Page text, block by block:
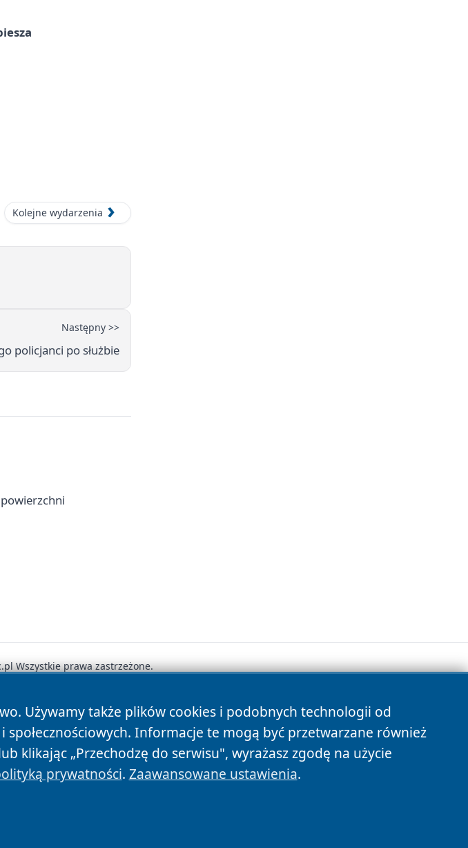
Kolejne wydarzenia
Następny >>
policjanci po służbie
Używamy także plików cookies i podobnych technologii od
Informacje te mogą być przetwarzane również
klikając „Przechodzę do serwisu", wyrażasz zgodę na użycie
prywatności. Zaawansowane ustawienia.
Wszystkie prawa zastrzeżone.
Polityka Cookies